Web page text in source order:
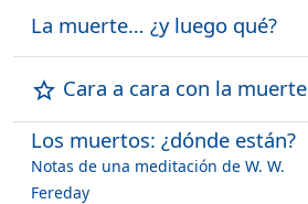
La muerte… ¿y luego qué?
star_outline Cara a cara con la muerte
Los muertos: ¿dónde están?
Notas de una meditación de W. W.
Fereday